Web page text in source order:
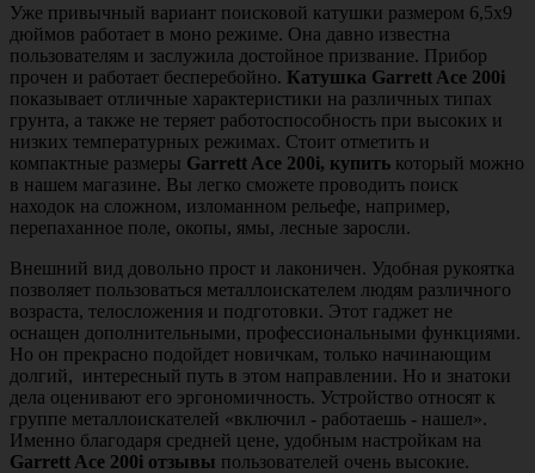
Уже привычный вариант поисковой катушки размером 6,5х9
дюймов работает в моно режиме. Она давно известна
пользователям и заслужила достойное призвание. Прибор
прочен и работает бесперебойно. Катушка Garrett Ace 200i
показывает отличные характеристики на различных типах
грунта, а также не теряет работоспособность при высоких и
низких температурных режимах. Стоит отметить и
компактные размеры Garrett Ace 200i, купить который можно
в нашем магазине. Вы легко сможете проводить поиск
находок на сложном, изломанном рельефе, например,
перепаханное поле, окопы, ямы, лесные заросли.
Внешний вид довольно прост и лаконичен. Удобная рукоятка
позволяет пользоваться металлоискателем людям различного
возраста, телосложения и подготовки. Этот гаджет не
оснащен дополнительными, профессиональными функциями.
Но он прекрасно подойдет новичкам, только начинающим
долгий, интересный путь в этом направлении. Но и знатоки
дела оценивают его эргономичность. Устройство относят к
группе металлоискателей «включил - работаешь - нашел».
Именно благодаря средней цене, удобным настройкам на
Garrett Ace 200i отзывы пользователей очень высокие.